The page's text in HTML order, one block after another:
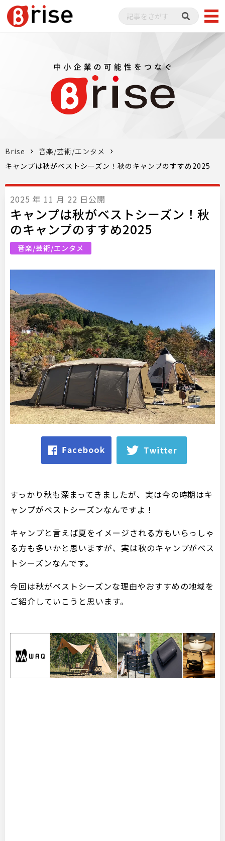
Brise
音楽/芸術/エンタメ
キャンプは秋がベストシーズン！秋のキャンプのすすめ2025
2025 年 11 月 22 日公開
キャンプは秋がベストシーズン！秋
のキャンプのすすめ2025
音楽/芸術/エンタメ
すっかり秋も深まってきましたが、実は今の時期はキ
ャンプがベストシーズンなんですよ！
キャンプと言えば夏をイメージされる方もいらっしゃ
る方も多いかと思いますが、実は秋のキャンプがベス
トシーズンなんです。
今回は秋がベストシーズンな理由やおすすめの地域を
ご紹介していこうと思います。